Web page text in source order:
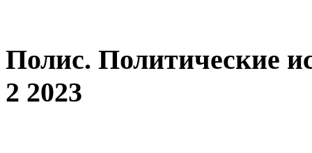
Полис. Политические
2 2023